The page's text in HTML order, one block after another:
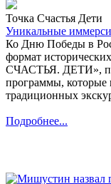
Точка Счастья Дети
Уникальные
Ко Дню Победы в
формат
СЧАСТЬЯ. ДЕТИ»,
программы, которые
традиционных
Подробнее...